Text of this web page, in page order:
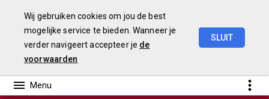
Wij gebruiken cookies om jou de best
mogelijke service te bieden. Wanneer je
verder navigeert accepteer je de
voorwaarden
SLUIT